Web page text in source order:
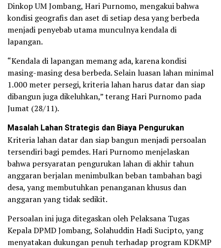
Dinkop UM Jombang, Hari Purnomo, mengakui bahwa
kondisi geografis dan aset di setiap desa yang berbeda
menjadi penyebab utama munculnya kendala di
lapangan.
“Kendala di lapangan memang ada, karena kondisi
masing-masing desa berbeda. Selain luasan lahan minimal
1.000 meter persegi, kriteria lahan harus datar dan siap
dibangun juga dikeluhkan,” terang Hari Purnomo pada
Jumat (28/11).
Masalah Lahan Strategis dan Biaya Pengurukan
Kriteria lahan datar dan siap bangun menjadi persoalan
tersendiri bagi pemdes. Hari Purnomo menjelaskan
bahwa persyaratan pengurukan lahan di akhir tahun
anggaran berjalan menimbulkan beban tambahan bagi
desa, yang membutuhkan penanganan khusus dan
anggaran yang tidak sedikit.
Persoalan ini juga ditegaskan oleh Pelaksana Tugas
Kepala DPMD Jombang, Solahuddin Hadi Sucipto, yang
menyatakan dukungan penuh terhadap program KDKMP